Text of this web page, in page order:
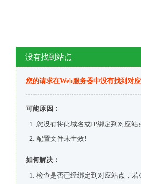
没有找到站点
您的请求在Web服务器中没有找到对
可能原因：
您没有将此域名或IP绑定到对应站
配置文件未生效!
如何解决：
检查是否已经绑定到对应站点，